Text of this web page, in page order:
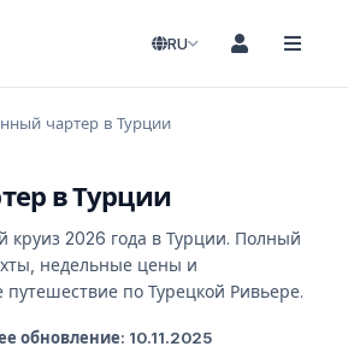
RU
чартер в Турции
в Турции
круиз 2026 года в Турции. Полный
недельные цены и
по Турецкой Ривьере.
обновление: 10.11.2025